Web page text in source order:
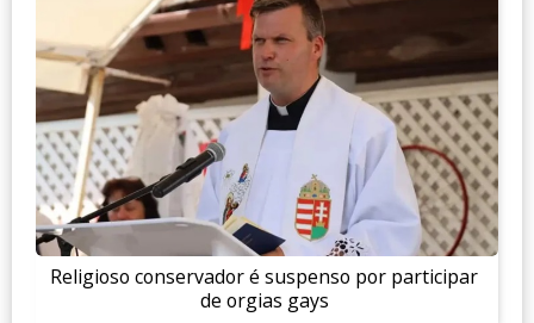
Religioso conservador é suspenso por participar
de orgias gays